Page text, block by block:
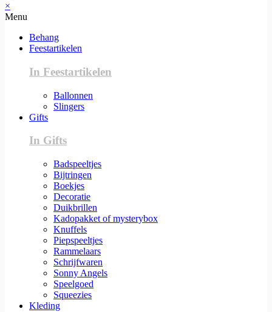
×
Menu
Behang
Feestartikelen
In Feestartikelen
Ballonnen
Slingers
Gifts
In Gifts
Badspeeltjes
Bijtringen
Boekjes
Decoratie
Duikbrillen
Kadopakket of mysterybox
Knuffels
Piepspeeltjes
Rammelaars
Schrijfwaren
Sonny Angels
Speelgoed
Squeezies
Kleding